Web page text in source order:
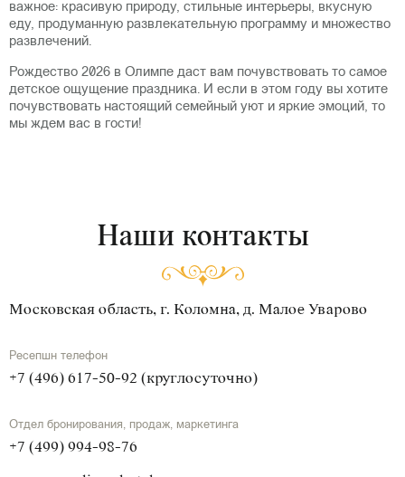
важное: красивую природу, стильные интерьеры, вкусную
еду, продуманную развлекательную программу и множество
развлечений.
Рождество 2026 в Олимпе даст вам почувствовать то самое
детское ощущение праздника. И если в этом году вы хотите
почувствовать настоящий семейный уют и яркие эмоций, то
мы ждем вас в гости!
Наши контакты
Московская область, г. Коломна, д. Малое Уварово
Ресепшн телефон
+7 (496) 617-50-92 (круглосуточно)
Отдел бронирования, продаж, маркетинга
+7 (499) 994-98-76